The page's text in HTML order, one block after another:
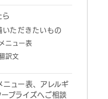
ら
いただきたいもの
ニュー表
訳文
ニュー表、アレルギ
プライズへご相談